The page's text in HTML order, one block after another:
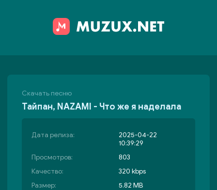
Скачать песню
Тайпан, NAZAMI - Что же я наделала
Дата релиза:
2025-04-22
10:39:29
Просмотров:
803
Качество:
320 kbps
Размер:
5.82 MB